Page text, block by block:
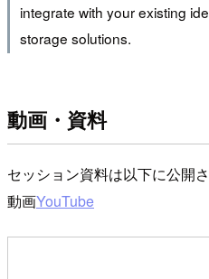
integrate with your existing
storage solutions.
動画・資料
セッション資料は以下に公開さ
動画YouTube